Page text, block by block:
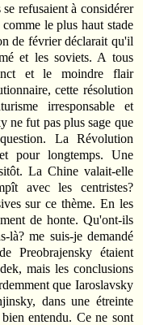
refusaient à considérer
le plus haut stade
de février déclarait qu'il
et les soviets. A tous
et le moindre flair
cette résolution
irresponsable et
ne fut pas plus sage que
La Révolution
pour longtemps. Une
La Chine valait-elle
avec les centristes?
sur ce thème. En les
de honte. Qu'ont-ils
là? me suis-je demandé
Preobrajensky étaient
mais les conclusions
que Iaroslavsky
dans une étreinte
entendu. Ce ne sont